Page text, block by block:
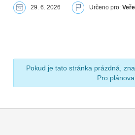
29. 6. 2026 Určeno pro:
Pokud je tato stránka prázdná,
Pro